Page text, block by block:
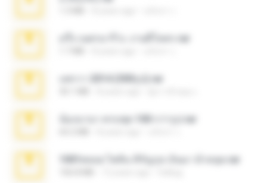
มรึ๊ง เนตรนารีว่ะ งานดีโคตร.rar
แพรวา 2014 (300รูป).rar
น้องนานา ครบชุด 100 กว่ารูป.rar
1001พลอย ไพลิน หิรัญกุล เงินมา ผ้าหลุด.rar